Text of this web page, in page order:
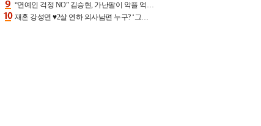
“연예인 걱정 NO” 김승현, 가난팔이 악플 억울할만‥아내+딸과 日 여행
재혼 강성연 ♥2살 연하 의사남편 누구? ‘그알’ 자문의에 훈남 비주얼 초엘리트 스펙 [종합]